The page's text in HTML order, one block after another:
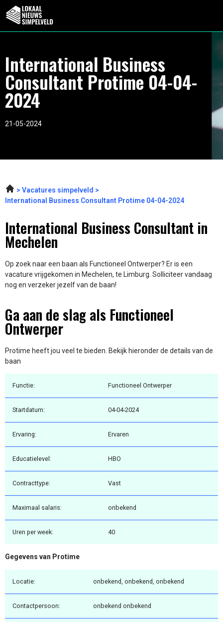
International Business
Consultant Protime 04-04-
2024
21-05-2024
Vacatures simpelveld
International Business Consultant Protime 04-04-2024
International Business Consultant in
Mechelen
Op zoek naar een baan als Functioneel Ontwerper? Er is een
vacature vrijgekomen in Mechelen, te Limburg. Solliciteer vandaag
nog en verzeker jezelf van de baan!
Ga aan de slag als Functioneel
Ontwerper
Protime heeft jou veel te bieden. Bekijk hieronder de details van de
baan
Functie: Functioneel Ontwerper
Startdatum: 04-04-2024
Ervaring: Ervaren
Educatielevel: HBO
Contracttype: Vast
Maximaal salaris: onbekend
Uren per week: 40
Gegevens van Protime
Locatie: onbekend, onbekend, onbekend
Contactpersoon: onbekend onbekend